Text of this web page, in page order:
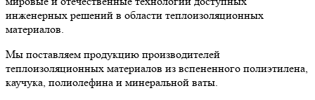
инженерных решений в области теплоизоляционных
материалов.
Мы поставляем продукцию производителей
теплоизоляционных материалов из вспененного полиэтилена,
каучука, полиолефина и минеральной ваты.